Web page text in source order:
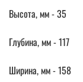
Высота, мм - 35
Глубина, мм - 117
Ширина, мм - 158